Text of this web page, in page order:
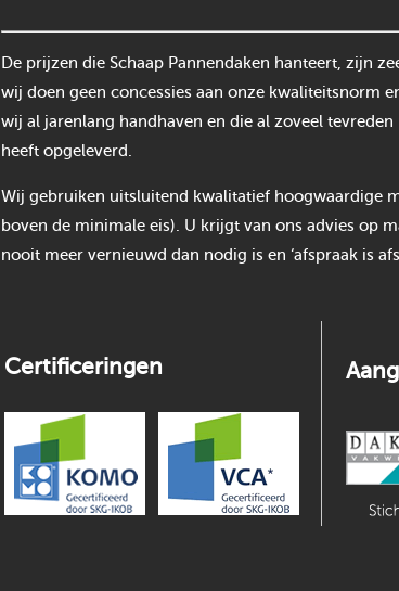
De prijzen die Schaap Pannendaken hanteert, zijn
wij doen geen concessies aan onze kwaliteitsnorm
wij al jarenlang handhaven en die al zoveel tevreden
heeft opgeleverd.
Wij gebruiken uitsluitend kwalitatief hoogwaardige
boven de minimale eis). U krijgt van ons advies op
nooit meer vernieuwd dan nodig is en ‘afspraak is
Certificeringen